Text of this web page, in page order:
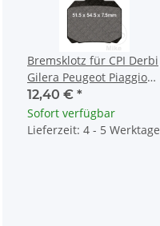
Bremsklotz für CPI Derbi
Gilera Peugeot Piaggio
Suzuki Yamaha
12,40 € *
Sofort verfügbar
Lieferzeit: 4 - 5 Werktage